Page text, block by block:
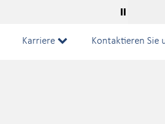
⏸
Karriere Kontaktieren Sie